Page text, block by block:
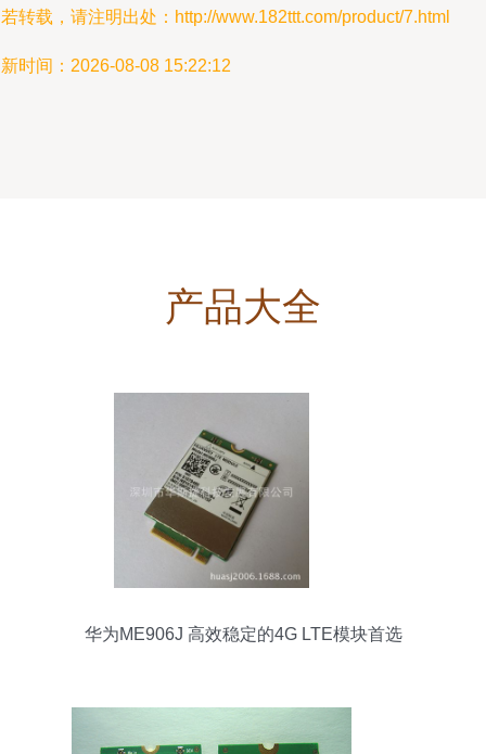
转载，请注明出处：http://www.182ttt.com/product/7.html
时间：2026-08-08 15:22:12
产品大全
华为ME906J 高效稳定的4G LTE模块首选